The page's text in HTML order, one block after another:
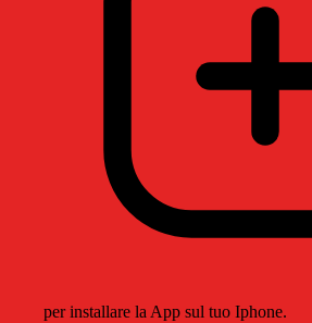
per installare la App sul tuo Iphone.